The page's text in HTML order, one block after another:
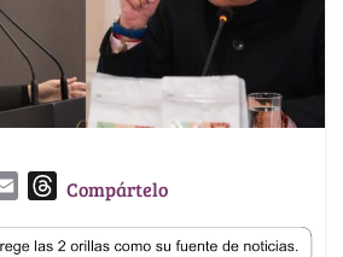
a
T
r
Compártelo